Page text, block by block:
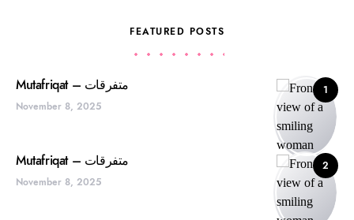
FEATURED POSTS
1 Mutafriqat – متفرقات
November 8, 2025
2 Mutafriqat – متفرقات
November 8, 2025